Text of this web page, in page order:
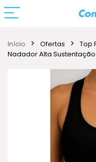
Início Ofertas
Top
Nadador Alta Sustentação